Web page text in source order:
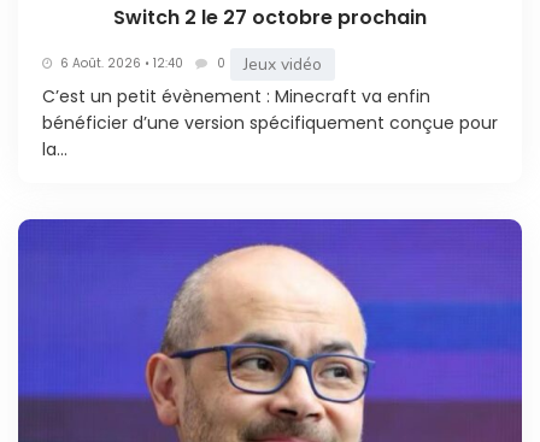
Switch 2 le 27 octobre prochain
6 Août. 2026 • 12:40 0 Jeux vidéo
C’est un petit évènement : Minecraft va enfin
bénéficier d’une version spécifiquement conçue pour
la...